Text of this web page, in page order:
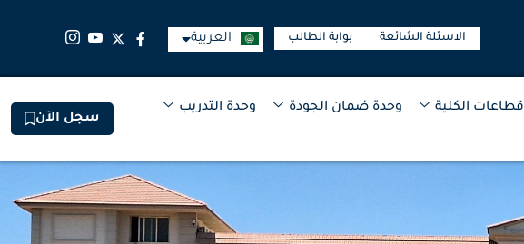
الاسئلة الشائعة بوابة الطالب العربية
English
قطاعات الكلية وحدة ضمان الجودة
وحدة التدريب
سجل الآن